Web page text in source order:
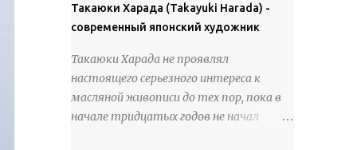
18 век. Шахматный набор "Рыцари
против турок" в шкатулке из
см, Холмогоры, 18 век....
покрова может восприниматься как
матовая. Такое свойство чаще всего
метелевого и фирнизированного снега.
Тем не менее, иногда значительное
количество кристаллов может
располагаться в одной плоскости,
Такаюки Харада (Takayuki Harada) -
современный японский художник
Такаюки Харада не проявлял
настоящего серьезного интереса к
масляной живописи до тех пор, пока в
начале тридцатых годов не начал